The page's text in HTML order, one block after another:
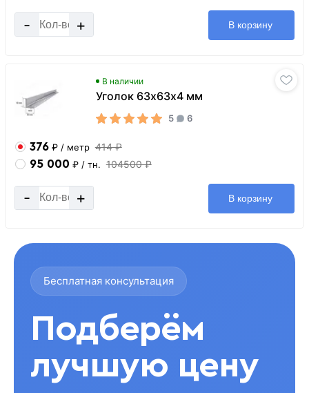
- + В корзину
В наличии
Уголок 63х63х4 мм
5 6
376 ₽ / метр 414 ₽
95 000 ₽ / тн. 104500 ₽
- + В корзину
Бесплатная консультация
Подберём
лучшую цену